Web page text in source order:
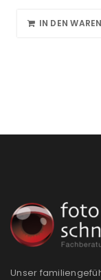
IN DEN
Unser